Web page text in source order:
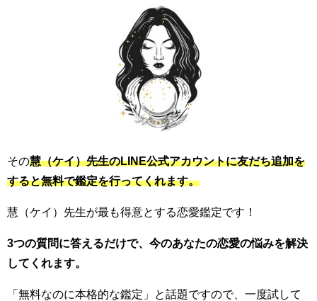
その慧（ケイ）先生のLINE公式アカウントに友だち追加を
すると無料で鑑定を行ってくれます。
慧（ケイ）先生が最も得意とする恋愛鑑定です！
3つの質問に答えるだけで、今のあなたの恋愛の悩みを解決
してくれます。
「無料なのに本格的な鑑定」と話題ですので、一度試して